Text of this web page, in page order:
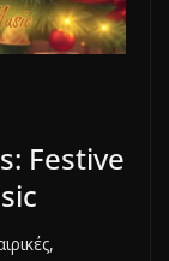
Festive